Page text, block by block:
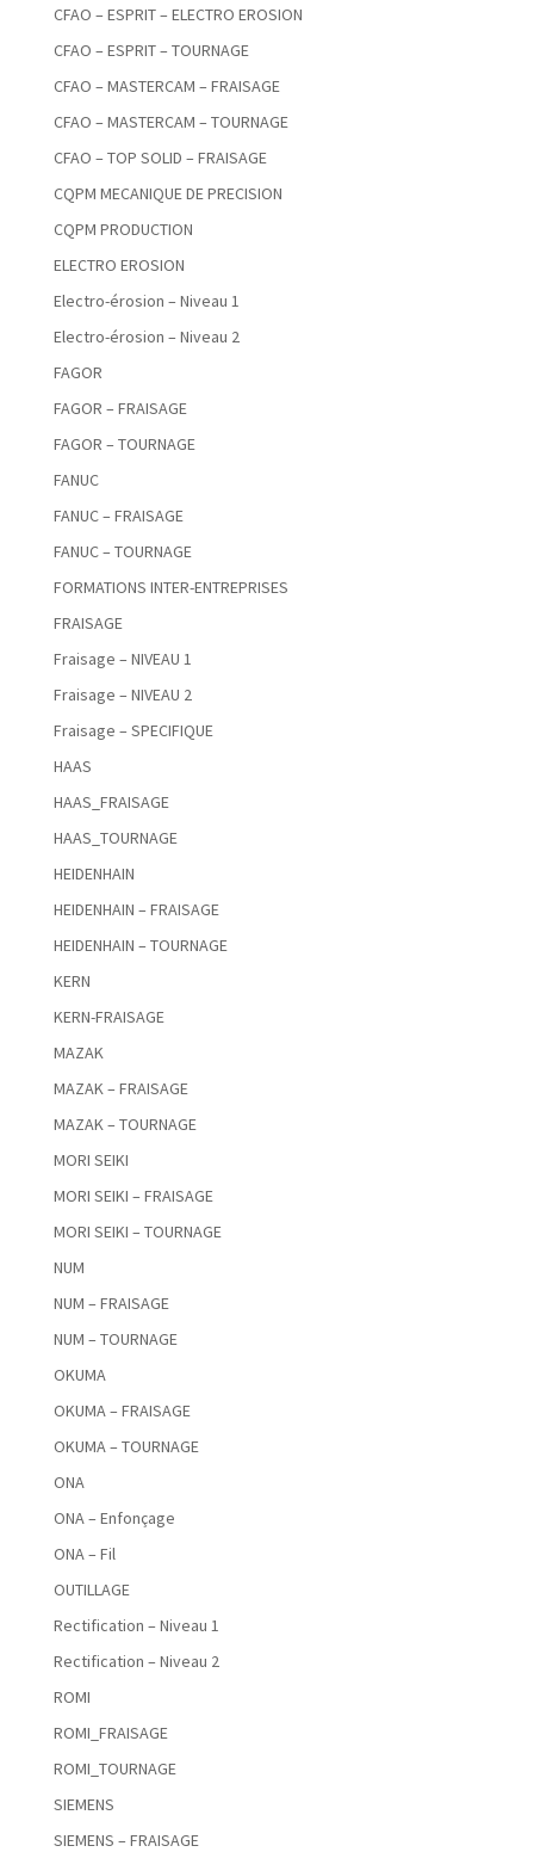
CFAO – ESPRIT – ELECTRO EROSION
CFAO – ESPRIT – TOURNAGE
CFAO – MASTERCAM – FRAISAGE
CFAO – MASTERCAM – TOURNAGE
CFAO – TOP SOLID – FRAISAGE
CQPM MECANIQUE DE PRECISION
CQPM PRODUCTION
ELECTRO EROSION
Electro-érosion – Niveau 1
Electro-érosion – Niveau 2
FAGOR
FAGOR – FRAISAGE
FAGOR – TOURNAGE
FANUC
FANUC – FRAISAGE
FANUC – TOURNAGE
FORMATIONS INTER-ENTREPRISES
FRAISAGE
Fraisage – NIVEAU 1
Fraisage – NIVEAU 2
Fraisage – SPECIFIQUE
HAAS
HAAS_FRAISAGE
HAAS_TOURNAGE
HEIDENHAIN
HEIDENHAIN – FRAISAGE
HEIDENHAIN – TOURNAGE
KERN
KERN-FRAISAGE
MAZAK
MAZAK – FRAISAGE
MAZAK – TOURNAGE
MORI SEIKI
MORI SEIKI – FRAISAGE
MORI SEIKI – TOURNAGE
NUM
NUM – FRAISAGE
NUM – TOURNAGE
OKUMA
OKUMA – FRAISAGE
OKUMA – TOURNAGE
ONA
ONA – Enfonçage
ONA – Fil
OUTILLAGE
Rectification – Niveau 1
Rectification – Niveau 2
ROMI
ROMI_FRAISAGE
ROMI_TOURNAGE
SIEMENS
SIEMENS – FRAISAGE